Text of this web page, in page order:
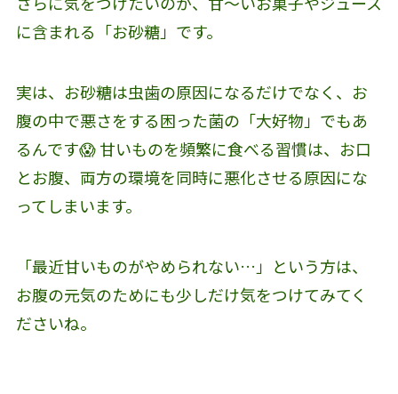
に含まれる「お砂糖」です。
実は、お砂糖は虫歯の原因になるだけでなく、お
腹の中で悪さをする困った菌の「大好物」でもあ
るんです😱 甘いものを頻繁に食べる習慣は、お口
とお腹、両方の環境を同時に悪化させる原因にな
ってしまいます。
「最近甘いものがやめられない…」という方は、
お腹の元気のためにも少しだけ気をつけてみてく
ださいね。